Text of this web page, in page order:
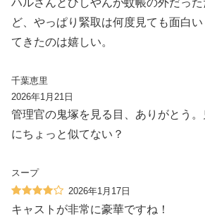
ハルさんとひしやんが蚊帳の外だっ
ど、やっぱり緊取は何度見ても面白
てきたのは嬉しい。
千葉恵里
2026年1月21日
管理官の鬼塚を見る目、ありがとう
にちょっと似てない？
スープ
2026年1月17日
キャストが非常に豪華ですね！